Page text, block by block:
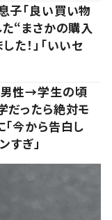
子「良い買い物
“まさかの購入
！」「いいセ
男性→学生の頃
ったら絶対モ
「今から告白し
すぎ」